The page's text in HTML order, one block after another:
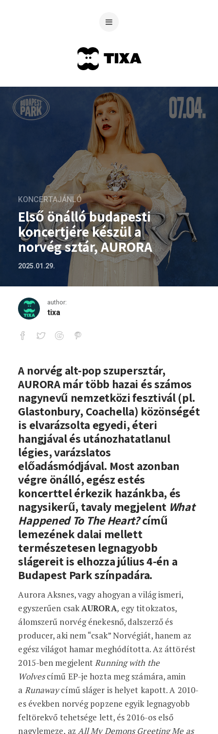
KONCERTAJÁNLÓ
Első önálló budapesti
koncertjére készül a
norvég sztár, AURORA
2025.01.29.
author:
tixa
Első önálló budapesti koncertjére
A norvég alt-pop szupersztár,
AURORA már több hazai és számos
nagynevű nemzetközi fesztivál (pl.
Glastonbury, Coachella) közönségét
is elvarázsolta egyedi, éteri
hangjával és utánozhatatlanul
légies, varázslatos
előadásmódjával. Most azonban
végre önálló, egész estés
koncerttel érkezik hazánkba, és
nagysikerű, tavaly megjelent What
Happened To The Heart?című
lemezének dalai mellett
természetesen legnagyobb
slágereit is elhozza július 4-én a
Budapest Park színpadára.
Aurora Aksnes, vagy ahogyan a világ ismeri,
egyszerűen csakAURORA, egy titokzatos,
álomszerű norvég énekesnő, dalszerző és
producer, aki nem “csak” Norvégiát, hanem az
egész világot hamar meghódította. Az áttörést
2015-ben megjelentRunning with the
Wolvescímű EP-je hozta meg számára, amin
a Runawaycímű sláger is helyet kapott. A 2010-
es években norvég popzene egyik legnagyobb
feltörekvő tehetsége lett, és 2016-os első
nagylemeze, az All My Demons Greeting Me as